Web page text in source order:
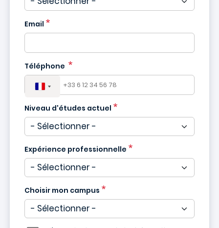
Email
Téléphone
France
+33
Niveau d'études actuel
Expérience professionnelle
Choisir mon campus